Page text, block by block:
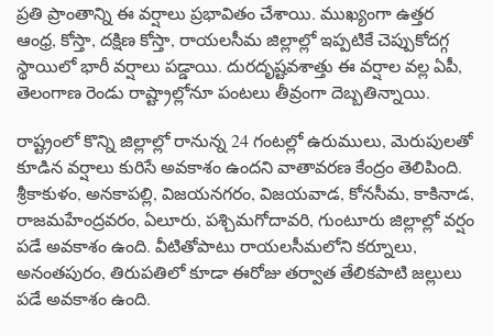
ప్రతి ప్రాంతాన్ని ఈ వర్షాలు ప్రభావితం చేశాయి. ముఖ్యంగా ఉత్తర
ఆంధ్ర, కోస్తా, దక్షిణ కోస్తా, రాయలసీమ జిల్లాల్లో ఇప్పటికే చెప్పుకోదగ్గ
స్థాయిలో భారీ వర్షాలు పడ్డాయి. దురదృష్టవశాత్తు ఈ వర్షాల వల్ల ఏపీ,
తెలంగాణ రెండు రాష్ట్రాల్లోనూ పంటలు తీవ్రంగా దెబ్బతిన్నాయి.
రాష్ట్రంలో కొన్ని జిల్లాల్లో రానున్న 24 గంటల్లో ఉరుములు, మెరుపులతో
కూడిన వర్షాలు కురిసే అవకాశం ఉందని వాతావరణ కేంద్రం తెలిపింది.
శ్రీకాకుళం, అనకాపల్లి, విజయనగరం, విజయవాడ, కోనసీమ, కాకినాడ,
రాజమహేంద్రవరం, ఏలూరు, పశ్చిమగోదావరి, గుంటూరు జిల్లాల్లో వర్షం
పడే అవకాశం ఉంది. వీటితోపాటు రాయలసీమలోని కర్నూలు,
అనంతపురం, తిరుపతిలో కూడా ఈరోజు తర్వాత తేలికపాటి జల్లులు
పడే అవకాశం ఉంది.